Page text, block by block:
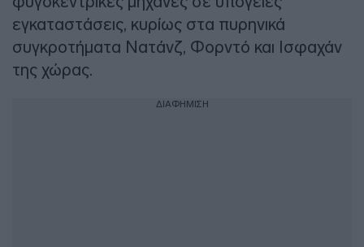
εγκαταστάσεις, κυρίως στα πυρηνικά
συγκροτήματα Νατάνζ, Φορντό και Ισφαχάν
της χώρας.
ΔΙΑΦΗΜΙΣΗ